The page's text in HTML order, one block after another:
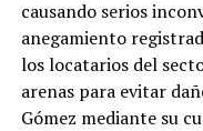
causando serios
anegamiento
los locatarios del
arenas para evitar
Gómez mediante su